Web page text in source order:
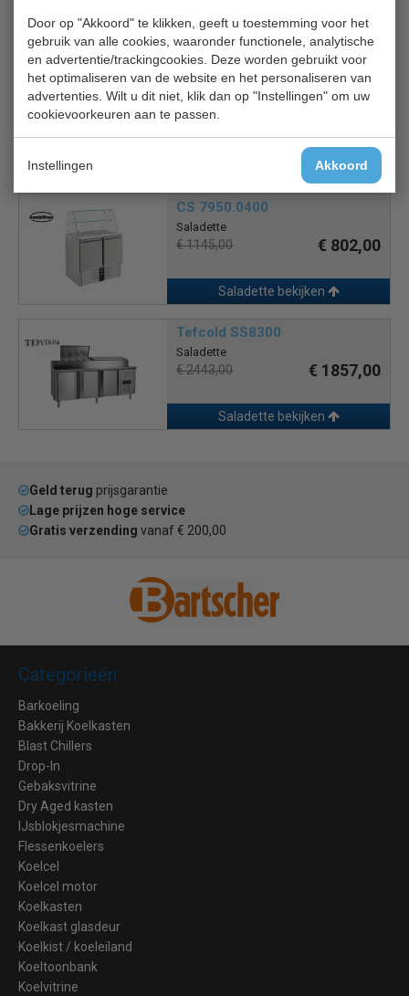
Door op "Akkoord" te klikken, geeft u toestemming voor het
gebruik van alle cookies, waaronder functionele, analytische
en advertentie/trackingcookies. Deze worden gebruikt voor
het optimaliseren van de website en het personaliseren van
advertenties. Wilt u dit niet, klik dan op "Instellingen" om uw
cookievoorkeuren aan te passen.
Instellingen Akkoord
Saladette bekijken
Combisteel 7950.0405
Saladette
€ 1375,00
Saladette bekijken
CS 7950.0400
Saladette
€ 1145,00 € 802,00
Saladette bekijken
Tefcold SS8300
Saladette
€ 2443,00 € 1857,00
Saladette bekijken
Geld terug prijsgarantie
Lage prijzen hoge service
Gratis verzending vanaf € 200,00
Categorieën
Barkoeling
Bakkerij Koelkasten
Blast Chillers
Drop-In
Gebaksvitrine
Dry Aged kasten
IJsblokjesmachine
Flessenkoelers
Koelcel
Koelcel motor
Koelkasten
Koelkast glasdeur
Koelkist / koeleiland
Koeltoonbank
Koelvitrine